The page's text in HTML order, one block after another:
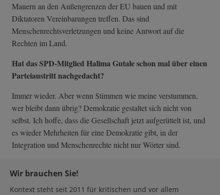
Mauern an den Außengrenzen der EU bauen und mit
Diktatoren Vereinbarungen treffen. Das sind
Menschenrechtsverletzungen und keine Antwort auf die
Rechten im Land.
Hat das SPD-Mitglied Halima Gutale schon mal über einen
Parteiaustritt nachgedacht?
Immer wieder. Aber wenn Stimmen wie meine verstummen,
wer bleibt dann übrig? Demokratie gestaltet sich nicht von
selbst. Ich hoffe, dass die Gesellschaft jetzt aufgerüttelt ist, und
es wieder Mehrheiten für eine Demokratie gibt, in der
Integration und Menschenrechte nicht nur Wörter sind.
Wir brauchen Sie!
Kontext steht seit 2011 für kritischen und vor allem